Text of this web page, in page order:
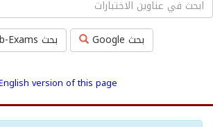
بحث Google بحث Arab-Exams
version of this page